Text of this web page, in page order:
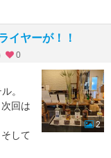
イヤーが！！
0
。
回は
して
2